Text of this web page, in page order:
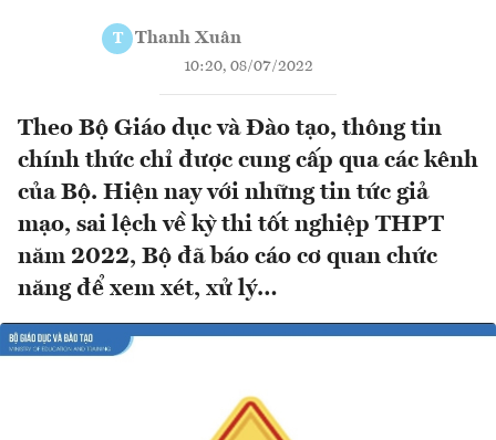
T Thanh Xuân
10:20, 08/07/2022
Theo Bộ Giáo dục và Đào tạo, thông tin
chính thức chỉ được cung cấp qua các kênh
của Bộ. Hiện nay với những tin tức giả
mạo, sai lệch về kỳ thi tốt nghiệp THPT
năm 2022, Bộ đã báo cáo cơ quan chức
năng để xem xét, xử lý…